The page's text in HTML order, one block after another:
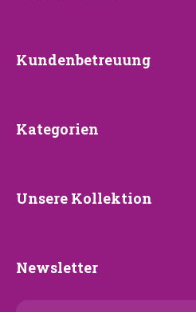
Kundenbetreuung
Kundenbetreuung
Kategorien
Kategorien
Unsere
Unsere Kollektion
Newsletter
Newsletter